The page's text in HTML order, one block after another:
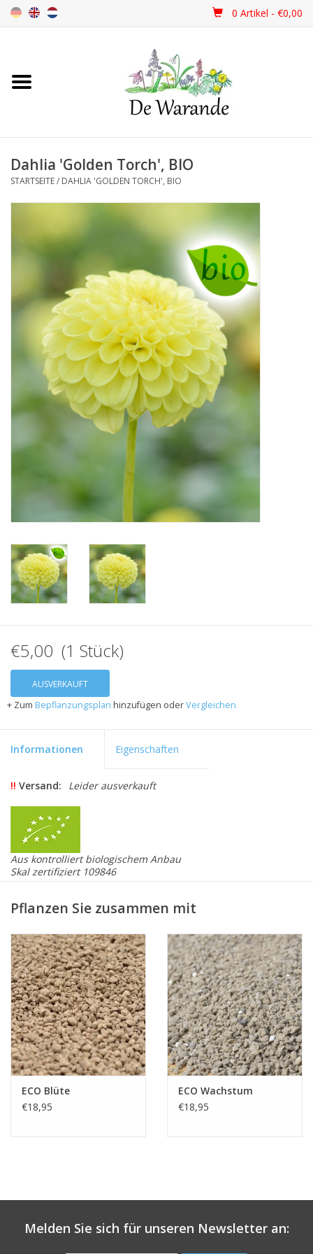
0 Artikel - €0,00
Startseite
Frühjahrsblüher
Sommerblüher
Herbstblüher
Schattenpflanzen
Angebote
Bodenverbesserung
SONSTIGE PRODUKTE
Beratung
Unser Garten!
Starke Zwiebel Tage
Neuigkeiten
Dahlia 'Golden Torch', BIO
STARTSEITE/ DAHLIA 'GOLDEN TORCH', BIO
€5,00 (1 Stück)
AUSVERKAUFT
+ Zum Bepflanzungsplan hinzufügen oderVergleichen
Informationen Eigenschaften
!! Versand: Leider ausverkauft
Aus kontrolliert biologischem Anbau
Skal zertifiziert 109846
Höhe von 100 bis 120 cm. Der Blumendurchmesser beträgt
5–10 cm. Dahlia 'Golden Torch' ist geeignet als
alle Cultivare für die Vase geeignet: die 'Golden Torch' ist
es schon). Dahlia 'Golden Torch' blüht im Überfluss und
lange: ab dem Spätsommer bis zum ersten Frost.
Pflanzzeit: ab März unter Glas in grossem Topf oder nach
dem Frost draussen im Freiland.
Dahlien kommen ursprünglich aus Mexiko. Die Azteken
züchteten schon Dahlien, vor allem als Nahrung. Es sind ca. 40
wilde Arten bekannt, aus denen gut 20.000 Varietäten veredelt
wurden. Eine schwindelerregende Anzahl! Diese Varietäten
wurden praktisch alle aus den botanischen Arten Dahlia pinnata
und Dahlia coccinea gezüchtet.
Die Dahlie ist bei uns bekannt für ihre üppige und reiche Blüte.
Sie blüht bei uns im Überfluss und lange: vom Spätsommer bis
Dahlien pflanzen Sie im Prinzip nach dem Frost, ab Mai also.
aufkommenden Dahlien bei Nachtfrost ab. Oder ziehen Sie die
Pflanzen Sie zusammen mit
ECO Blüte
€18,95
ECO Wachstum
€18,95
Melden Sie sich für unseren Newsletter an: